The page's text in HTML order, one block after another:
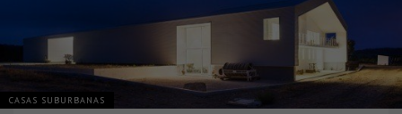
CASAS SUBURBANAS